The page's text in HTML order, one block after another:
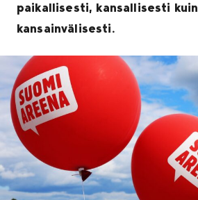
paikallisesti, kansallisesti kuin
kansainvälisesti.